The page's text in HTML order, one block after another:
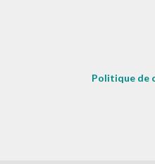
Politique de